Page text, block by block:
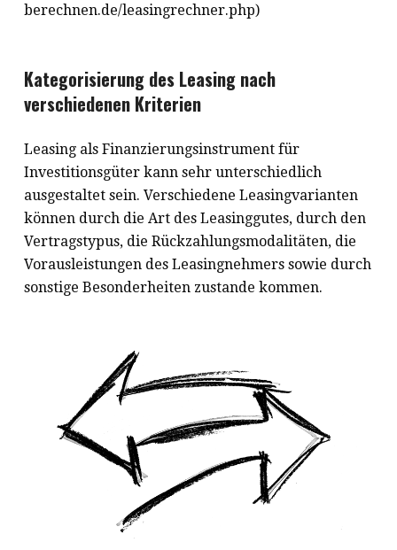
berechnen.de/leasingrechner.php)
Kategorisierung des Leasing nach
verschiedenen Kriterien
Leasing als Finanzierungsinstrument für
Investitionsgüter kann sehr unterschiedlich
ausgestaltet sein. Verschiedene Leasingvarianten
können durch die Art des Leasinggutes, durch den
Vertragstypus, die Rückzahlungsmodalitäten, die
Vorausleistungen des Leasingnehmers sowie durch
sonstige Besonderheiten zustande kommen.